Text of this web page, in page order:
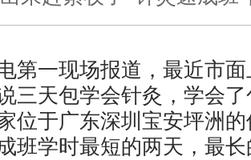
一现场报道，最近市面
三天包学会针灸，学会
位于广东深圳宝安坪洲
班学时最短的两天，最